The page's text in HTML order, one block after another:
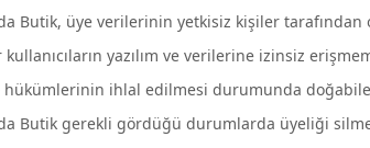
Butik, üye verilerinin yetkisiz kişiler
yazılım ve verilerine izinsiz
hükümlerinin ihlal edilmesi durumunda
Butik gerekli gördüğü durumlarda üyeliği